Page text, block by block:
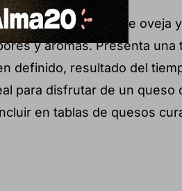
con leche cruda de oveja
y aromas. Presenta una
definido, resultado del
para disfrutar de un queso
en tablas de quesos